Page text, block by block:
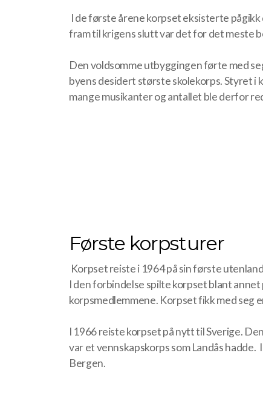
I de første årene korpset eksisterte
fram til krigens slutt var det for det meste
Den voldsomme utbyggingen førte med
byens desidert største skolekorps. Styret i
mange musikanter og antallet ble derfor
Første korpsturer
Korpset reiste i 1964 på sin første
I den forbindelse spilte korpset blant
korpsmedlemmene. Korpset fikk med seg
I 1966 reiste korpset på nytt til Sverige.
var et vennskapskorps som Landås
Bergen.